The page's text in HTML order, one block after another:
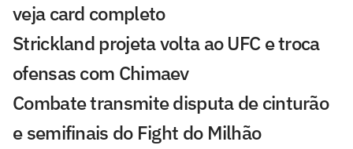
veja card completo
Strickland projeta volta ao UFC e troca
ofensas com Chimaev
Combate transmite disputa de cinturão
e semifinais do Fight do Milhão